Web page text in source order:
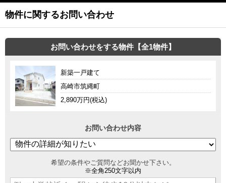
物件に関するお問い合わせ
お問い合わせをする物件【全1物件】
新築一戸建て
高崎市筑縄町
2,890万円(税込)
お問い合わせ内容
希望の条件やご質問などお聞かせ下さい。
※全角250文字以内